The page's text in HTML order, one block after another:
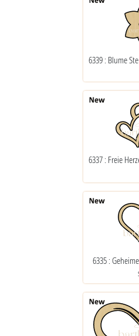
6339 : Blume
6337 : Freie
6335 :